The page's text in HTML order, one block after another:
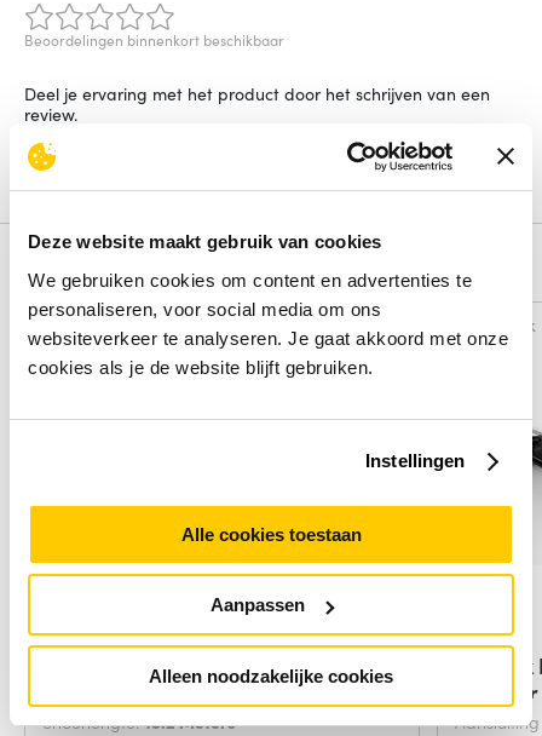
Deze website maakt gebruik van cookies
We gebruiken cookies om content en advertenties te
personaliseren, voor social media om ons
websiteverkeer te analyseren. Je gaat akkoord met onze
cookies als je de website blijft gebruiken.
Instellingen
Alle cookies toestaan
Aanpassen
Alleen noodzakelijke cookies
Beoordelingen binnenkort beschikbaar
Deel je ervaring met het product door het schrijven van een
review.
Schrijf een review
Alternatieven
StarTech.com 15,2m USB-C naar
Snoerlengte:15.2 Meters
Vergelijk
adapter